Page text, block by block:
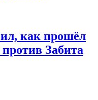
как прошёл
Забита